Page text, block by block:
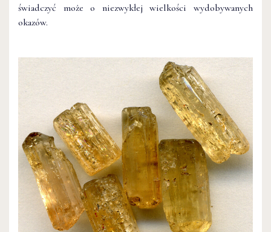
świadczyć może o niezwykłej wielkości wydobywanych
okazów.